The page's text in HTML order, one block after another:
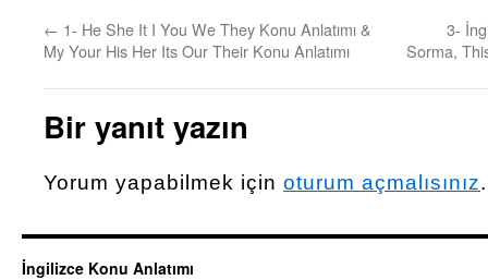
← 1- He She It I You We They Konu Anlatımı &
My Your His Her Its Our Their Konu Anlatımı
3-
Sorma,
Bir yanıt yazın
Yorum yapabilmek için oturum açmalısınız.
İngilizce Konu Anlatımı